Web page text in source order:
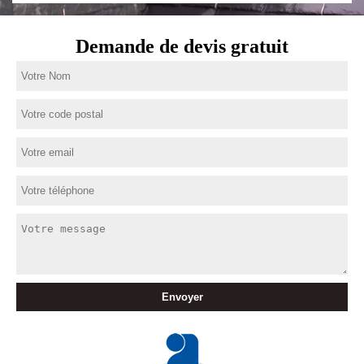
Demande de devis gratuit